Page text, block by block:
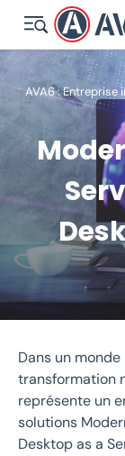
AVA6 : Entreprise
Dans un
transformation
représente un
solutions
Desktop as a